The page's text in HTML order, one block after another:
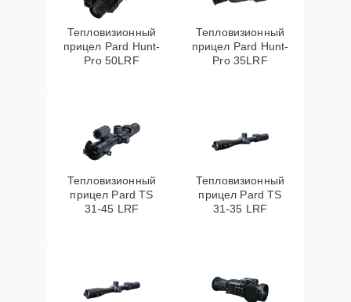
Тепловизионный
прицел Pard Hunt-
Pro 50LRF
Тепловизионный
прицел Pard Hunt-
Pro 35LRF
Тепловизионный
прицел Pard TS
31-45 LRF
Тепловизионный
прицел Pard TS
31-35 LRF